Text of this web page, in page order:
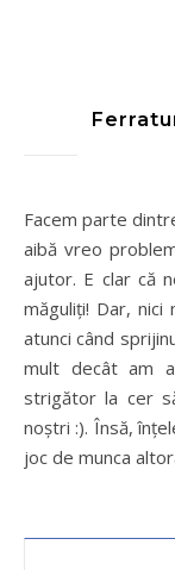
Facem parte dintre acei iubiți ai sorții, care nici nu trebuie să
aibă vreo
ajutor. E clar că
măguliți! Dar,
atunci când
mult decât am
strigător la cer
noștri :). Însă,
joc de munca